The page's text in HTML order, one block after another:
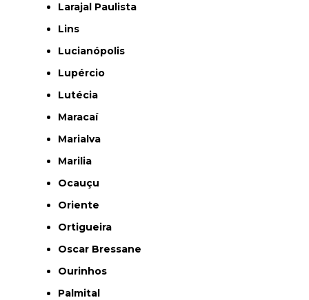
Larajal Paulista
Lins
Lucianópolis
Lupércio
Lutécia
Maracaí
Marialva
Marilia
Ocauçu
Oriente
Ortigueira
Oscar Bressane
Ourinhos
Palmital